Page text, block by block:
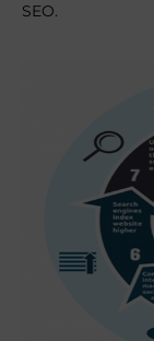
SEO.